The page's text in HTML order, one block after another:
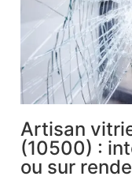
Artisan
(10500) :
ou sur